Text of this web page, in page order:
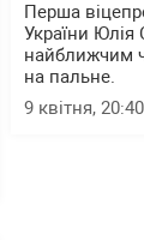
Перша
України
найближчим
на пальне.
9 квітня, 20:40